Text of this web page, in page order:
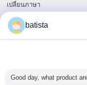
เปลี่ยนภาษา
Thai
batista
Good day, what product